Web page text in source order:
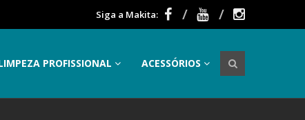
Siga a Makita:
PROFISSIONAL ACESSÓRIOS